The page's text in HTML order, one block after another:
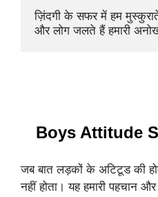
ज़िंदगी के सफर में हम
और लोग जलते हैं हमारी
Boys Attitude
जब बात लड़कों के अटिटूड की
नहीं होता। यह हमारी पहचान